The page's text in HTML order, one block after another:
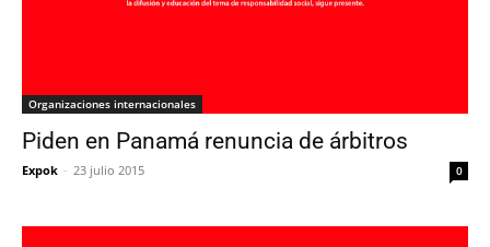
Organizaciones internacionales
Piden en Panamá renuncia de árbitros
Expok - 23 julio 2015 0